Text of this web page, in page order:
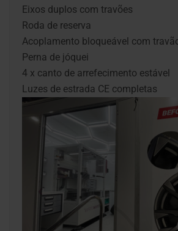
Eixos duplos com travões
Roda de reserva
Acoplamento bloqueável com
Perna de jóquei
4 x canto de arrefecimento estável
Luzes de estrada CE completas